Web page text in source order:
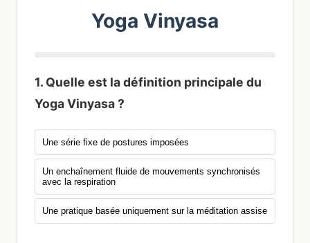
Yoga Vinyasa
1. Quelle est la définition principale du
Yoga Vinyasa ?
Une série fixe de postures imposées
Un enchaînement fluide de mouvements synchronisés
avec la respiration
Une pratique basée uniquement sur la méditation assise